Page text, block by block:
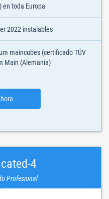
en toda Europa
2022 instalables
maincubes (certificado TÜV
Main (Alemania)
4
Profesional